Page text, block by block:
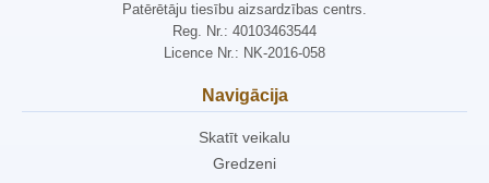
Patērētāju tiesību aizsardzības centrs.
Reg. Nr.: 40103463544
Licence Nr.: NK-2016-058
Navigācija
Skatīt veikalu
Gredzeni